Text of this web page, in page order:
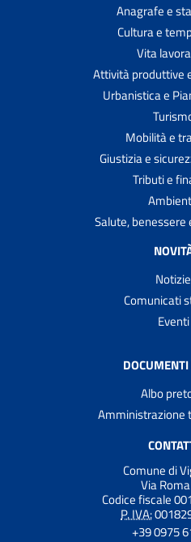
Anagrafe e
Cultura e
Vita
Attività produttive
Urbanistica e
Mobilità e
Giustizia e
Tributi e
Salute, benessere
Notizie
Comunicati
Eventi
DOCUMENTI
Albo
Amministrazione
Comune di
Via
Codice fiscale
P. IVA:
+39 0975